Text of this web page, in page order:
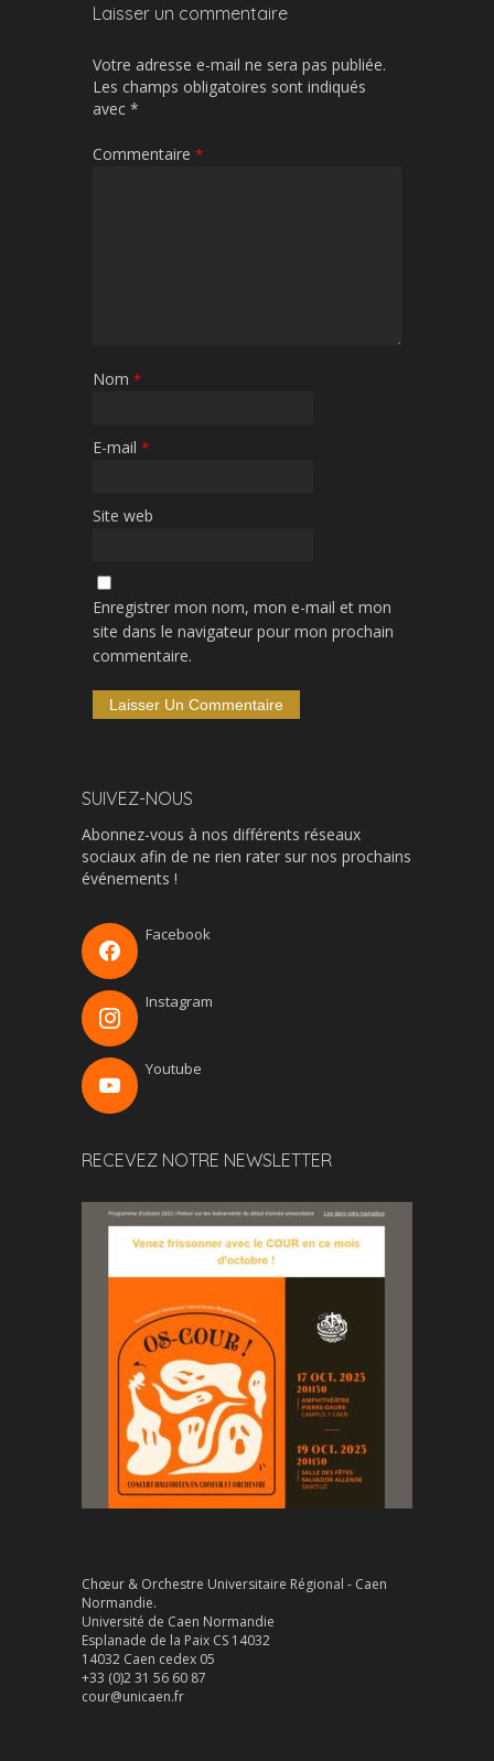
Laisser un commentaire
Votre adresse e-mail ne sera pas publiée.
Les champs obligatoires sont indiqués
avec *
Commentaire *
Nom *
E-mail *
Site web
Enregistrer mon nom, mon e-mail et mon
site dans le navigateur pour mon prochain
commentaire.
SUIVEZ-NOUS
Abonnez-vous à nos différents réseaux
sociaux afin de ne rien rater sur nos prochains
événements !
Facebook
Instagram
Youtube
RECEVEZ NOTRE NEWSLETTER
Chœur & Orchestre Universitaire Régional - Caen
Normandie.
Université de Caen Normandie
Esplanade de la Paix CS 14032
14032 Caen cedex 05
+33 (0)2 31 56 60 87
cour@unicaen.fr